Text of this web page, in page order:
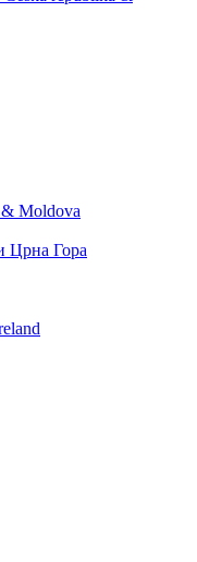
Moldova
Црна Гора